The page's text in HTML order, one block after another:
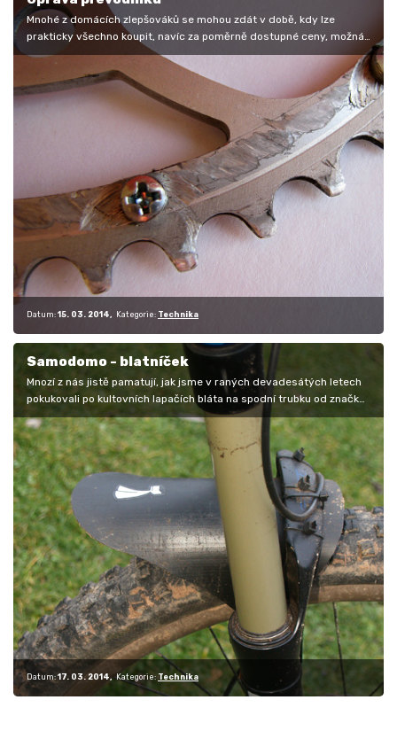
Mnohé z domácích zlepšováků se mohou zdát v době, kdy lze
prakticky všechno koupit, navíc za poměrně dostupné ceny, možná i
zbytečné. Ono…
Datum: 15. 03. 2014 Kategorie: Technika
Samodomo - blatníček
Mnozí z nás jistě pamatují, jak jsme v raných devadesátých letech
pokukovali po kultovních lapačích bláta na spodní trubku od značky
Mr.…
Datum: 17. 03. 2014 Kategorie: Technika